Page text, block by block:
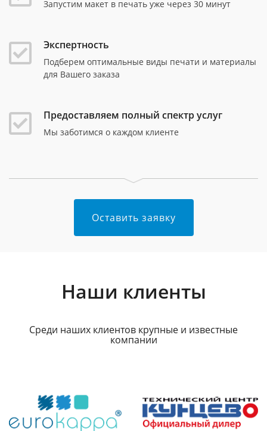
Запустим макет в печать уже через 30 минут
Экспертность
Подберем оптимальные виды печати и материалы
для Вашего заказа
Предоставляем полный спектр услуг
Мы заботимся о каждом клиенте
Оставить заявку
Наши клиенты
Среди наших клиентов крупные и известные
компании